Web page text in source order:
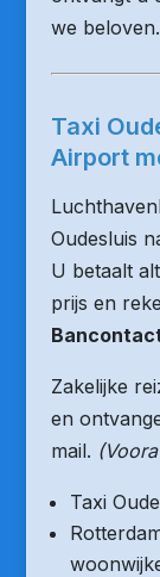
we beloven.
Taxi
Airport
Oudesluis
U betaalt
prijs en
Zakelijke
en
mail.
Taxi